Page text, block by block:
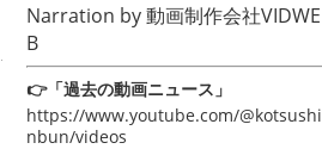
Narration by動画制作会社VIDWE
B
👉「過去の動画ニュース」
https://www.youtube.com/@kotsushi
nbun/videos